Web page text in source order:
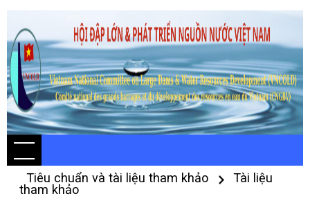
Tiêu chuẩn và tài liệu tham khảo
Tài liệu
tham khảo